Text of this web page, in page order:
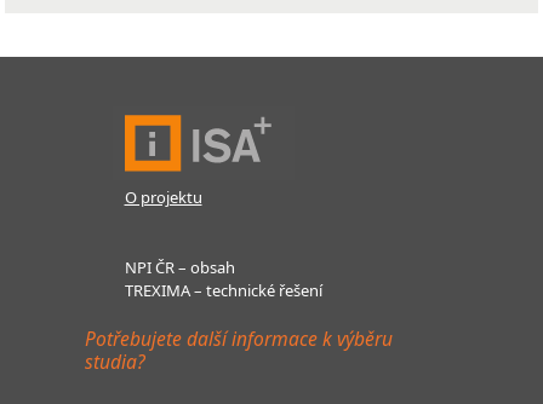
O projektu
NPI ČR – obsah
TREXIMA – technické řešení
Potřebujete další informace k výběru
studia?